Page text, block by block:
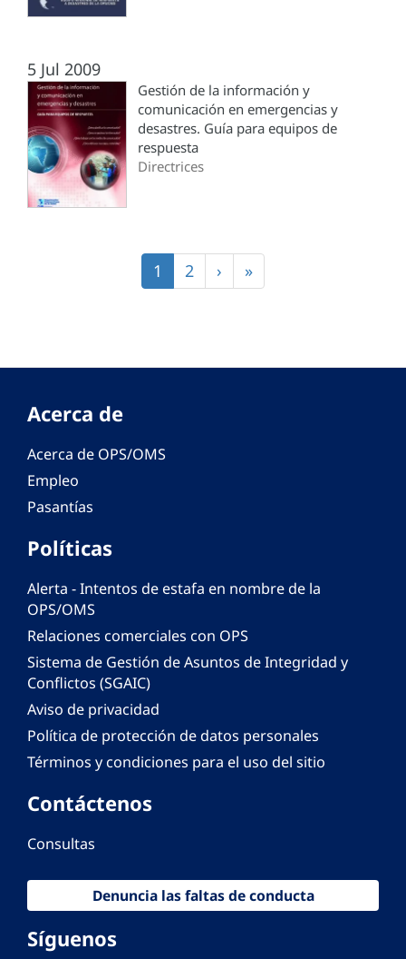
5 Jul 2009
Gestión de la información y
comunicación en emergencias y
desastres. Guía para equipos de
respuesta
Directrices
Página
actual
1 Página
2
Siguiente
página
›
Última
página
»
Acerca de
Acerca de OPS/OMS
Empleo
Pasantías
Políticas
Alerta - Intentos de estafa en nombre de la
OPS/OMS
Relaciones comerciales con OPS
Sistema de Gestión de Asuntos de Integridad y
Conflictos (SGAIC)
Aviso de privacidad
Política de protección de datos personales
Términos y condiciones para el uso del sitio
Contáctenos
Consultas
Denuncia las faltas de conducta
Síguenos